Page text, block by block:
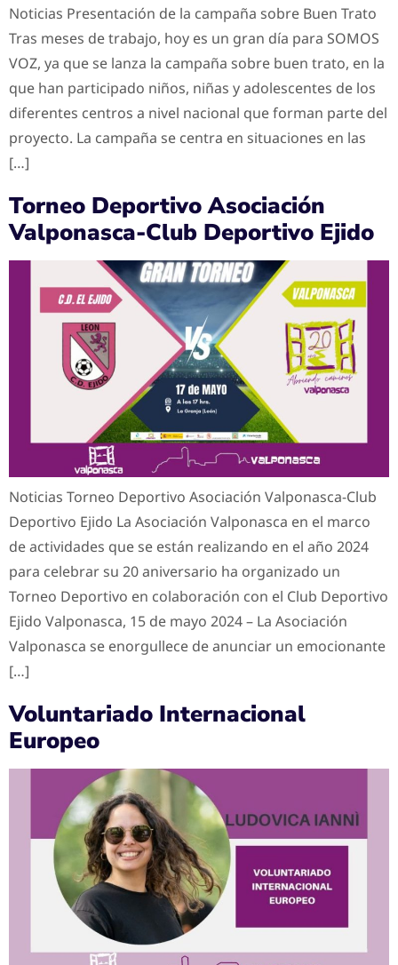
Noticias Presentación de la campaña sobre Buen Trato
Tras meses de trabajo, hoy es un gran día para SOMOS
VOZ, ya que se lanza la campaña sobre buen trato, en la
que han participado niños, niñas y adolescentes de los
diferentes centros a nivel nacional que forman parte del
proyecto. La campaña se centra en situaciones en las
[…]
Torneo Deportivo Asociación
Valponasca-Club Deportivo Ejido
Noticias Torneo Deportivo Asociación Valponasca-Club
Deportivo Ejido La Asociación Valponasca en el marco
de actividades que se están realizando en el año 2024
para celebrar su 20 aniversario ha organizado un
Torneo Deportivo en colaboración con el Club Deportivo
Ejido Valponasca, 15 de mayo 2024 – La Asociación
Valponasca se enorgullece de anunciar un emocionante
[…]
Voluntariado Internacional
Europeo